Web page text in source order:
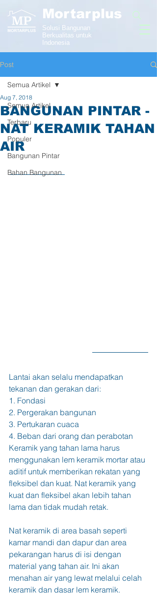
Mortarplus
Solusi Bangunan
Berkualitas untuk
Indonesia
Post
Semua Artikel
Terbaru
Populer
Bangunan Pintar
Bahan Bangunan
Semua Artikel
BANGUNAN PINTAR -
NAT KERAMIK TAHAN
AIR
Aug 7, 2018
Lantai akan selalu mendapatkan
tekanan dan gerakan dari:
1. Fondasi
2. Pergerakan bangunan
3. Pertukaran cuaca
4. Beban dari orang dan perabotan
Keramik yang tahan lama harus
menggunakan lem keramik mortar atau
aditif untuk memberikan rekatan yang
fleksibel dan kuat. Nat keramik yang
kuat dan fleksibel akan lebih tahan
lama dan tidak mudah retak.
Nat keramik di area basah seperti
kamar mandi dan dapur dan area
pekarangan harus di isi dengan
material yang tahan air. Ini akan
menahan air yang lewat melalui celah
keramik dan dasar lem keramik.